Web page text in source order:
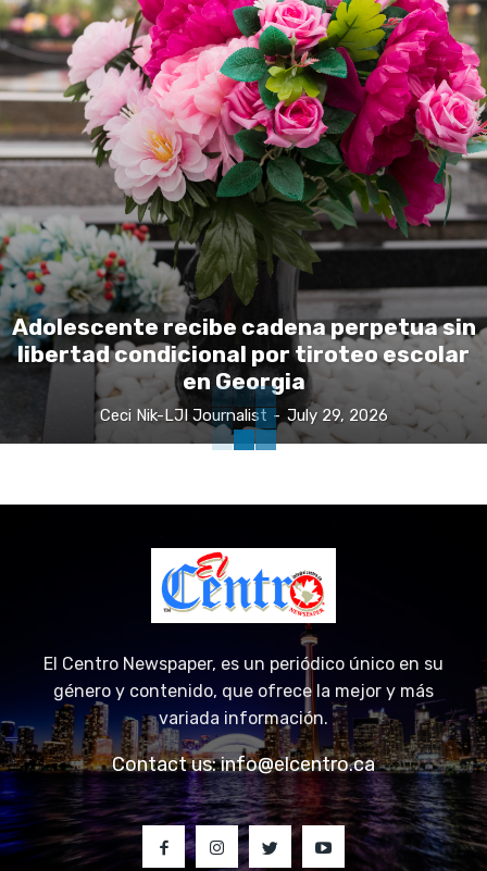
Adolescente recibe cadena perpetua sin
libertad condicional por tiroteo escolar
en Georgia
Ceci Nik-LJI Journalist - July 29, 2026
El Centro Newspaper, es un periódico único en su
género y contenido, que ofrece la mejor y más
variada información.
Contact us:info@elcentro.ca